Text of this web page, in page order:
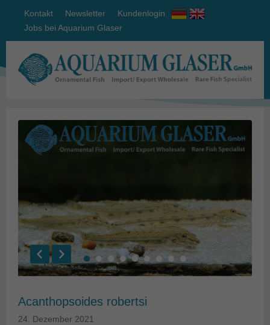
Kontakt Newsletter
Kundenlogin
Jobs bei Aquarium Glaser
Acanthopsoides robertsi
24. Dezember 2021